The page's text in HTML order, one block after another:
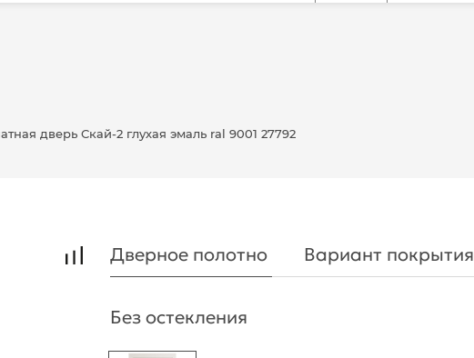
дверь Скай-2 глухая эмаль ral 9001 27792
Дверное полотно Вариант покрытия
Без остекления